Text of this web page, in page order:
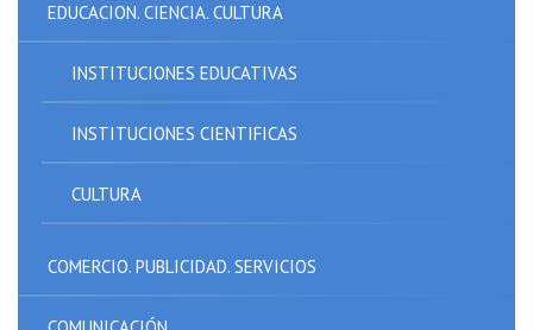
EDUCACION. CIENCIA. CULTURA
INSTITUCIONES EDUCATIVAS
INSTITUCIONES CIENTIFICAS
CULTURA
COMERCIO. PUBLICIDAD. SERVICIOS